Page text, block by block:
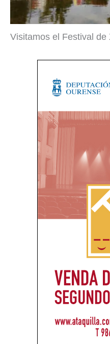
Visitamos el Festival de